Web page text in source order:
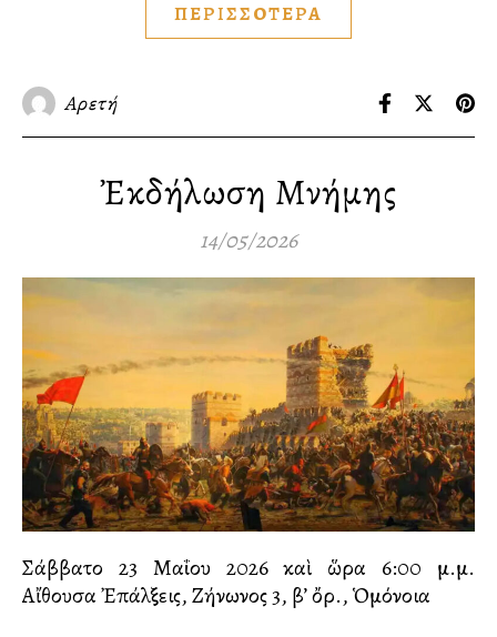
ΠΕΡΙΣΣΟΤΕΡΑ
Αρετή
Ἐκδήλωση Μνήμης
14/05/2026
Σάββατο 23 Μαΐου 2026 καὶ ὥρα 6:00 μ.μ.
Αἴθουσα Ἐπάλξεις, Ζήνωνος 3, β’ ὄρ., Ὁμόνοια